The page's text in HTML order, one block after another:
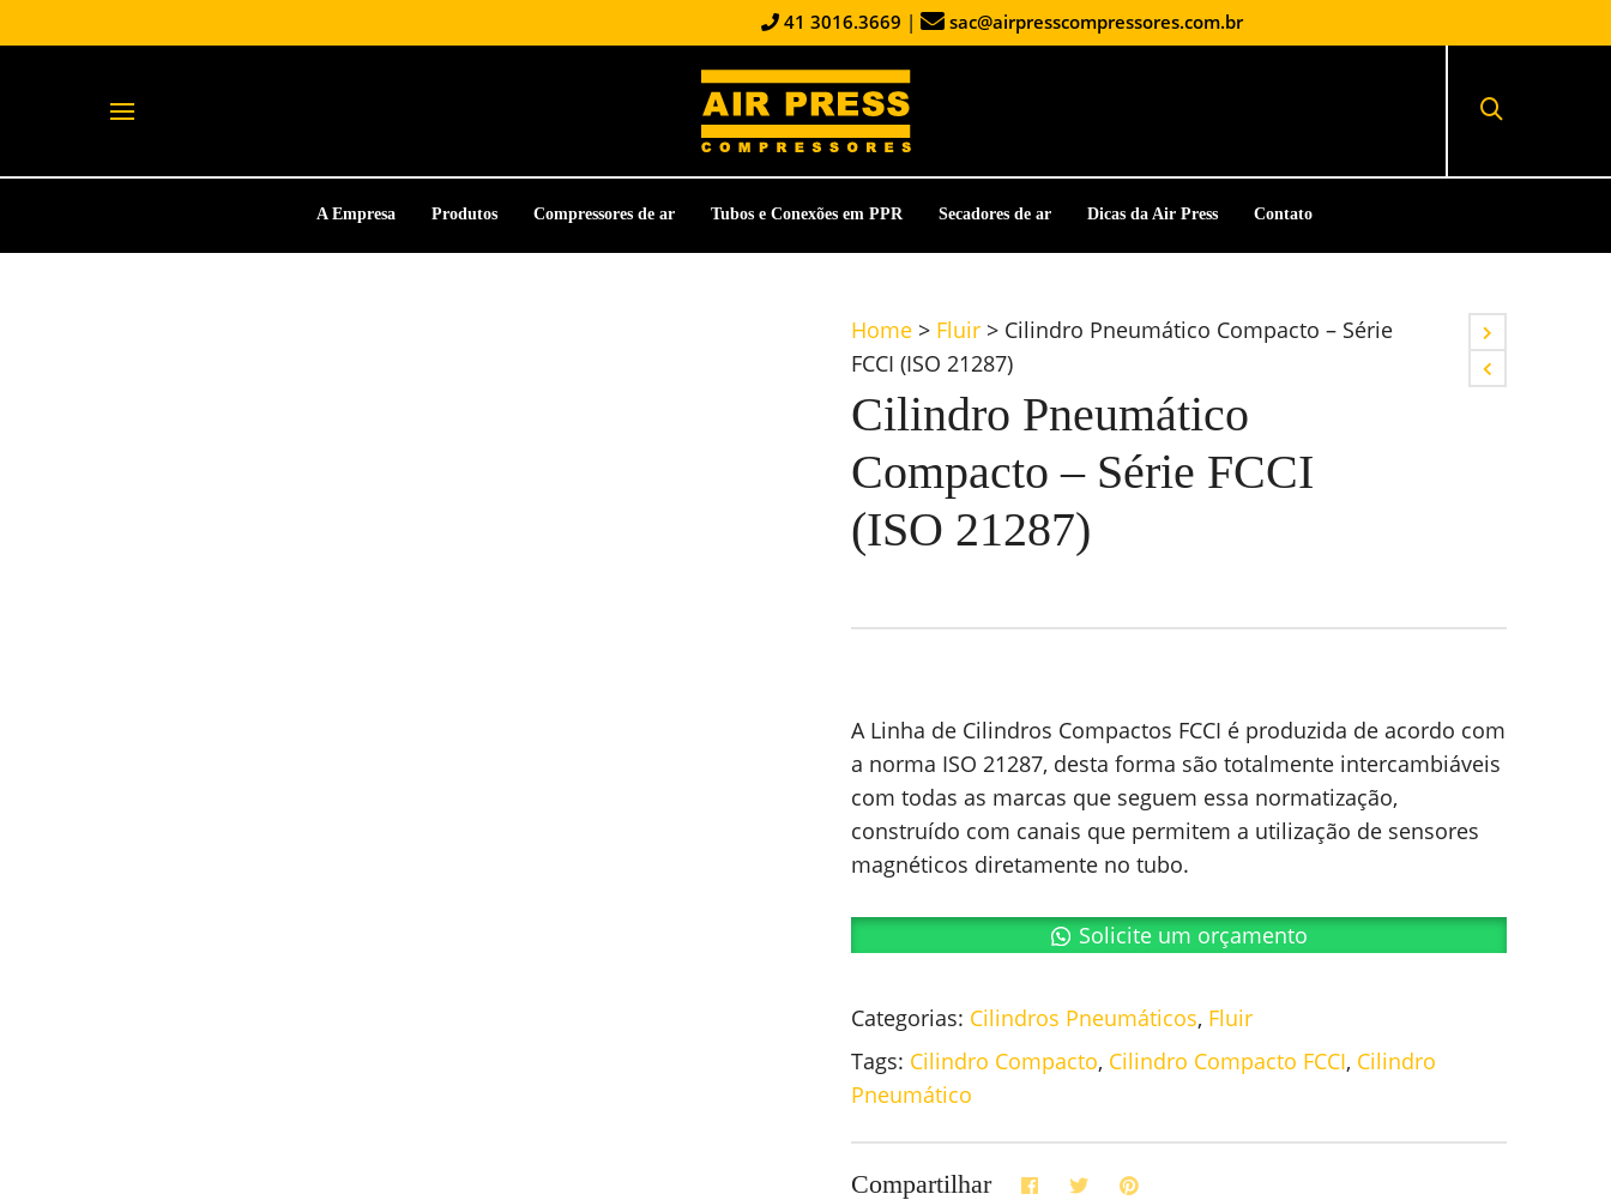
41 3016.3669 | sac@airpresscompressores.com.br
A Empresa Produtos Compressores de ar Tubos e Conexões em PPR Secadores de ar Dicas da Air Press Contato
Home > Fluir > Cilindro Pneumático Compacto – Série
FCCI (ISO 21287)
Cilindro Pneumático
Compacto – Série FCCI
(ISO 21287)
A Linha de Cilindros Compactos FCCI é produzida de acordo com
a norma ISO 21287, desta forma são totalmente intercambiáveis
com todas as marcas que seguem essa normatização,
construído com canais que permitem a utilização de sensores
magnéticos diretamente no tubo.
Solicite um orçamento
Categorias: Cilindros Pneumáticos, Fluir
Tags: Cilindro Compacto, Cilindro Compacto FCCI, Cilindro
Pneumático
Compartilhar